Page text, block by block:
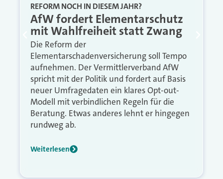
REFORM NOCH IN DIESEM JAHR?
AfW fordert Elementarschutz
mit Wahlfreiheit statt Zwang
Die Reform der
Elementarschadenversicherung soll Tempo
aufnehmen. Der Vermittlerverband AfW
spricht mit der Politik und fordert auf Basis
neuer Umfragedaten ein klares Opt-out-
Modell mit verbindlichen Regeln für die
Beratung. Etwas anderes lehnt er hingegen
rundweg ab.
Weiterlesen